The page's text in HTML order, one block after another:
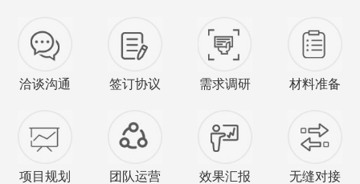
洽谈沟通 签订协议 需求调研 材料准备
项目规划 团队运营 效果汇报 无缝对接